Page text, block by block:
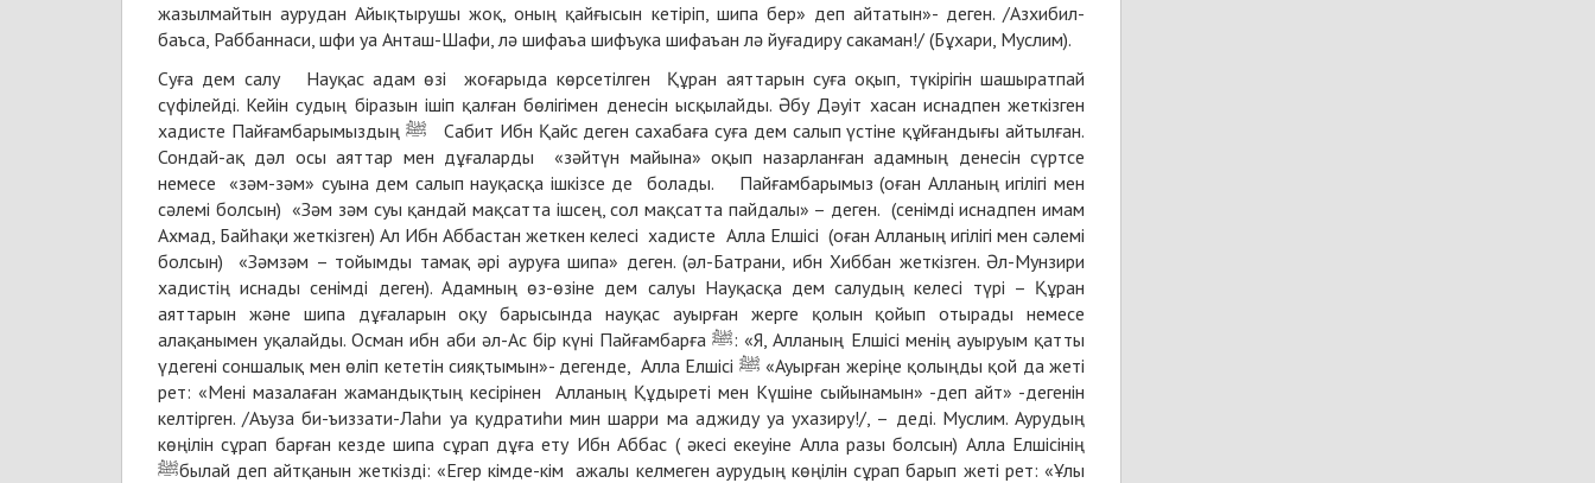
жазылмайтын аурудан Айықтырушы жоқ, оның қайғысын кетіріп, шипа бер» деп айтатын»- деген. /Азхибил-
баъса, Раббаннаси, шфи уа Анташ-Шафи, лә шифаъа шифъука шифаъан лә йуғадиру сакаман!/ (Бұхари, Муслим).
Суға дем салу Науқас адам өзі жоғарыда көрсетілген Құран аяттарын суға оқып, түкірігін шашыратпай
сүфілейді. Кейін судың біразын ішіп қалған бөлігімен денесін ысқылайды. Әбу Дәуіт хасан иснадпен жеткізген
хадисте Пайғамбарымыздың ﷺ Сабит Ибн Қайс деген сахабаға суға дем салып үстіне құйғандығы айтылған.
Сондай-ақ дәл осы аяттар мен дұғаларды «зәйтүн майына» оқып назарланған адамның денесін сүртсе
немесе «зәм-зәм» суына дем салып науқасқа ішкізсе де болады. Пайғамбарымыз (оған Алланың игілігі мен
сәлемі болсын) «Зәм зәм суы қандай мақсатта ішсең, сол мақсатта пайдалы» – деген. (сенімді иснадпен имам
Ахмад, Байһақи жеткізген) Ал Ибн Аббастан жеткен келесі хадисте Алла Елшісі (оған Алланың игілігі мен сәлемі
болсын) «Зәмзәм – тойымды тамақ әрі ауруға шипа» деген. (әл-Батрани, ибн Хиббан жеткізген. Әл-Мунзири
хадистің иснады сенімді деген). Адамның өз-өзіне дем салуы Науқасқа дем салудың келесі түрі – Құран
аяттарын және шипа дұғаларын оқу барысында науқас ауырған жерге қолын қойып отырады немесе
алақанымен уқалайды. Осман ибн аби әл-Ас бір күні Пайғамбарға ﷺ: «Я, Алланың Елшісі менің ауыруым қатты
үдегені соншалық мен өліп кететін сияқтымын»- дегенде, Алла Елшісі ﷺ «Ауырған жеріңе қолыңды қой да жеті
рет: «Мені мазалаған жамандықтың кесірінен Алланың Құдыреті мен Күшіне сыйынамын» -деп айт» -дегенін
келтірген. /Аъуза би-ъиззати-Лаһи уа қудратиһи мин шарри ма аджиду уа ухазиру!/, – деді. Муслим. Аурудың
көңілін сұрап барған кезде шипа сұрап дұға ету Ибн Аббас ( әкесі екеуіне Алла разы болсын) Алла Елшісінің
ﷺбылай деп айтқанын жеткізді: «Егер кімде-кім ажалы келмеген аурудың көңілін сұрап барып жеті рет: «Ұлы